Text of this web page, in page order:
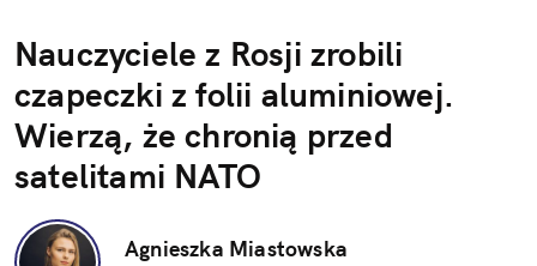
Nauczyciele z Rosji zrobili
czapeczki z folii aluminiowej.
Wierzą, że chronią przed
satelitami NATO
Agnieszka Miastowska